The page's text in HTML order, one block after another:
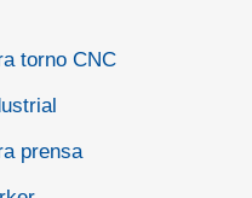
torno CNC
prensa